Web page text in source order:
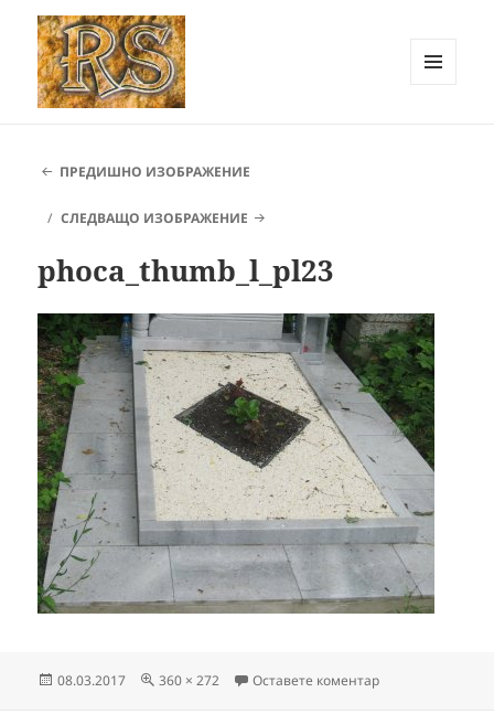
Каменоделски услуги
ПРЕДИШНО ИЗОБРАЖЕНИЕ
СЛЕДВАЩО ИЗОБРАЖЕНИЕ
phoca_thumb_l_pl23
Публикувано
08.03.2017
Пълен
360 × 272 Оставете коментарза